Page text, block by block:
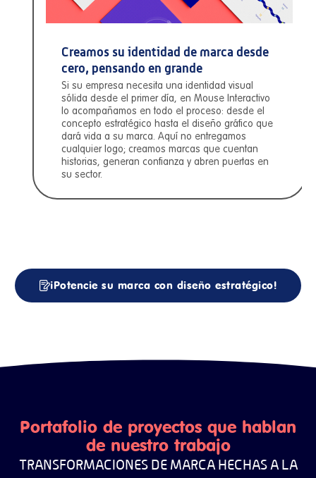
Creamos su identidad de marca desde
cero, pensando en grande
Si su empresa necesita una identidad visual
sólida desde el primer día, en Mouse Interactivo
lo acompañamos en todo el proceso: desde el
concepto estratégico hasta el diseño gráfico que
dará vida a su marca. Aquí no entregamos
cualquier logo; creamos marcas que cuentan
historias, generan confianza y abren puertas en
su sector.
¡Potencie su marca con diseño estratégico!
Portafolio de proyectos que hablan
de nuestro trabajo
TRANSFORMACIONES DE MARCA HECHAS A LA